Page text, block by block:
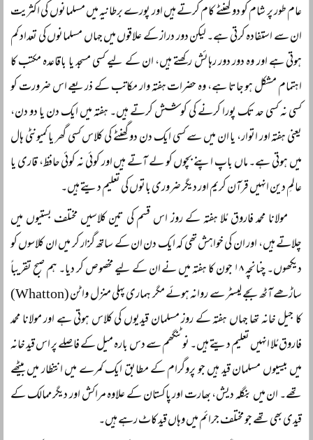
عام طور پر شام کو دو گھنٹے کام کرتے ہیں اور پورے برطانیہ میں مسلمانوں کی اکثریت
ان سے استفادہ کرتی ہے۔ لیکن دور دراز کے علاقوں میں جہاں مسلمانوں کی تعداد کم
ہوتی ہے اور وہ دور دور رہائش رکھتے ہیں، ان کے لیے کسی مسجد یا باقاعدہ مکتب کا
اہتمام مشکل ہو جاتا ہے، وہ حضرات ہفتہ وار مکاتب کے ذریعے اس ضرورت کو
کسی نہ کسی حد تک پورا کرنے کی کوشش کرتے ہیں۔ ہفتہ میں ایک دن یا دو دن،
یعنی ہفتہ اور اتوار، یا ان میں سے کسی ایک دن دو گھنٹے کی کلاس کسی گھر یا کمیونٹی ہال
میں ہوتی ہے۔ ماں باپ اپنے بچوں کو لے آتے ہیں اور کوئی نہ کوئی حافظ، قاری یا
عالمِ دین انہیں قرآن کریم اور دیگر ضروری باتوں کی تعلیم دیتے ہیں۔
مولانا محمد فاروق مُلا ہفتہ کے روز اس قسم کی تین کلاسیں مختلف بستیوں میں
چلاتے ہیں، اور ان کی خواہش تھی کہ ایک دن ان کے ساتھ گزار کر میں ان کلاسوں کو
دیکھوں۔ چنانچہ ۱۸ جون کا ہفتہ میں نے ان کے لیے مخصوص کر دیا۔ ہم صبح تقریباً
ساڑھے آٹھ بجے لیسٹر سے روانہ ہوئے مگر ہماری پہلی منزل واٹن (Whatton)
کا جیل خانہ تھا جہاں ہفتہ کے روز مسلمان قیدیوں کی کلاس ہوتی ہے اور مولانا محمد
فاروق مُلا انہیں تعلیم دیتے ہیں۔ نوٹنگھم سے دس بارہ میل کے فاصلے پر اس قید خانہ
میں بیسیوں مسلمان قید ہیں جو پروگرام کے مطابق ایک کمرے میں انتظار میں بیٹھے
تھے۔ ان میں بنگلہ دیش، بھارت اور پاکستان کے علاوہ مراکش اور دیگر ممالک کے
قیدی بھی تھے جو مختلف جرائم میں وہاں قید کاٹ رہے ہیں۔